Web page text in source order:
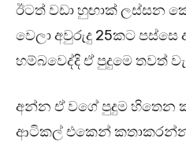
ඊටත් වඩා හුඟාක් ලස්සන
වෙලා අවුරුදු 25කට
හම්බවෙද්දි ඒ පුදුමෙ තවත්
අන්න ඒ වගේ පුදුම හිතෙන
ආටිකල් එකෙන්